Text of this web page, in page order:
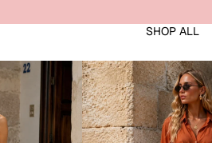
SHOP ALL